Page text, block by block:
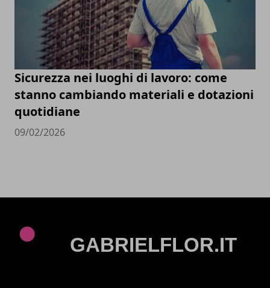
Sicurezza nei luoghi di lavoro: come
stanno cambiando materiali e dotazioni
quotidiane
09/02/2026